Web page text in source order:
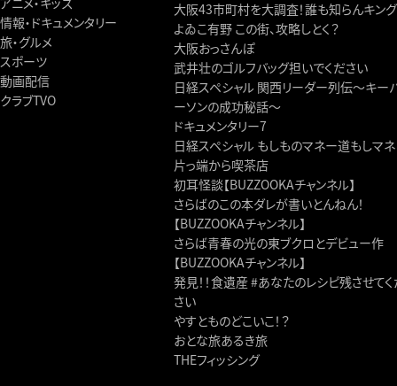
情報・ドキュメンタリー
旅・グルメ
スポーツ
動画配信
クラブTVO
大阪43市町村を大調査！誰も知らんキング
よゐこ有野 この街、攻略しとく？
大阪おっさんぽ
武井壮のゴルフバッグ担いでください
日経スペシャル 関西リーダー列伝～キー
ーソンの成功秘話～
ドキュメンタリー7
日経スペシャル もしものマネー道もしマネ
片っ端から喫茶店
初耳怪談【BUZZOOKAチャンネル】
さらばのこの本ダレが書いとんねん！
【BUZZOOKAチャンネル】
さらば青春の光の東ブクロとデビュー作
【BUZZOOKAチャンネル】
発見！！食遺産 #あなたのレシピ残させて
さい
やすとものどこいこ！？
おとな旅あるき旅
THEフィッシング